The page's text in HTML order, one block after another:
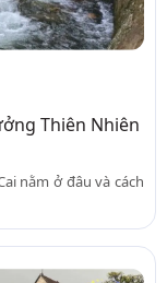
Thiên Nhiên
nằm ở đâu và cách